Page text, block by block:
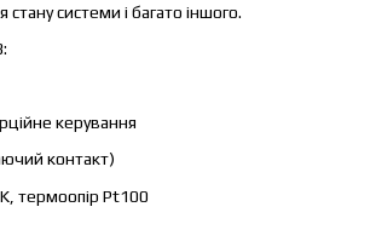
системи і багато іншого.
керування
контакт)
термоопір Pt100